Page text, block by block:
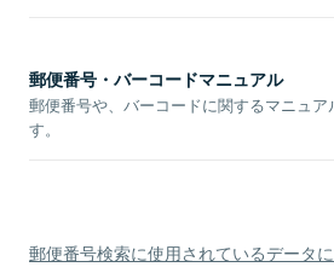
郵便番号・バーコードマニュアル
郵便番号や、バーコードに関するマニュア
す。
郵便番号検索に使用されているデータ